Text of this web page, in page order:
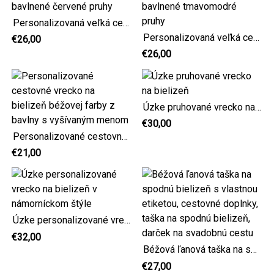
Personalizovaná veľká cestovná taška na bielizeň, bavlnené červené pruhy
€26,00
Personalizovaná veľká cestovná taška na bielizeň, bavlnené tmavomodré pruhy
€26,00
Personalizované cestovné vrecko na bielizeň béžovej farby z bavlny s vyšívaným menom
€21,00
Úzke pruhované vrecko na bielizeň
€30,00
Úzke personalizované vrecko na bielizeň v námorníckom štýle
€32,00
Béžová ľanová taška na spodnú bielizeň s vlastnou etiketou, cestovné doplnky, taška na spodnú bielizeň, darček na svadobnú cestu
€27,00